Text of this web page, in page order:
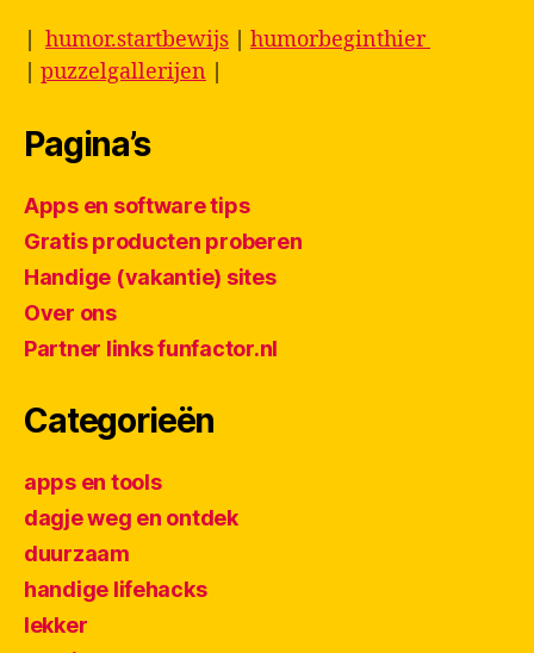
| humor.startbewijs | humorbeginthier
| puzzelgallerijen |
Pagina’s
Apps en software tips
Gratis producten proberen
Handige (vakantie) sites
Over ons
Partner links funfactor.nl
Categorieën
apps en tools
dagje weg en ontdek
duurzaam
handige lifehacks
lekker